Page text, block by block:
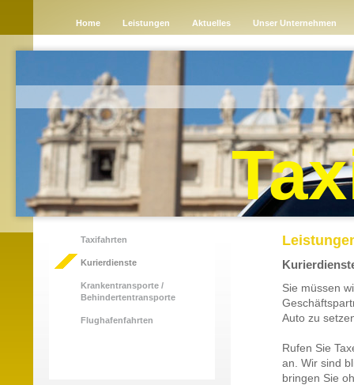
Home Leistungen Aktuelles Unser Unternehmen
Taxifahrten
Kurierdienste
Krankentransporte /
Behindertentransporte
Flughafenfahrten
Sie müssen
Auto zu
Rufen Sie
an. Wir sind
bringen Sie